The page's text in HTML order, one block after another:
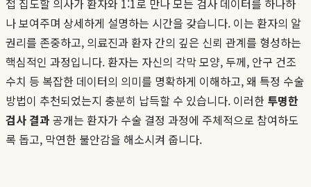
접 집도할 의사가 환자와 1:1로 만나 모든 검사 데이터를 하나하
나 보여주며 상세하게 설명하는 시간을 갖습니다. 이는 환자의 알
권리를 존중하고, 의료진과 환자 간의 깊은 신뢰 관계를 형성하는
핵심적인 과정입니다. 환자는 자신의 각막 모양, 두께, 안구 건조
수치 등 복잡한 데이터의 의미를 명확하게 이해하고, 왜 특정 수술
방법이 추천되었는지 충분히 납득할 수 있습니다. 이러한 투명한
검사 결과 공개는 환자가 수술 결정 과정에 주체적으로 참여하도
록 돕고, 막연한 불안감을 해소시켜 줍니다.